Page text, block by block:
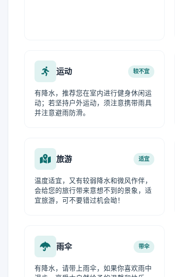
运动 较不宜
有降水，推荐您在室内进行健身休闲运
动；若坚持户外运动，须注意携带雨具
并注意避雨防滑。
旅游 适宜
温度适宜，又有较弱降水和微风作伴，
会给您的旅行带来意想不到的景象，适
宜旅游，可不要错过机会呦！
雨伞 带伞
有降水，请带上雨伞，如果你喜欢雨中